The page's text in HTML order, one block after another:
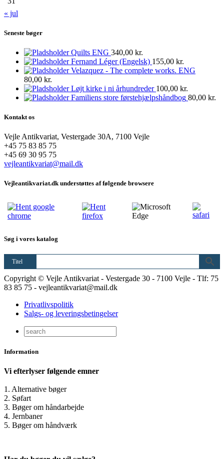
« jul
Seneste bøger
Quilts ENG 340,00 kr.
Fernand Léger (Engelsk) 155,00 kr.
Velazquez - The complete works. ENG
80,00 kr.
Løjt kirke i ni århundreder 100,00 kr.
Familiens store førstehjælpshåndbog 80,00 kr.
Kontakt os
Vejle Antikvariat, Vestergade 30A, 7100 Vejle
+45 75 83 85 75
+45 69 30 95 75
vejleantikvariat@mail.dk
Vejleantikvariat.dk understøttes af følgende browsere
Søg i vores katalog
Titel
Copyright © Vejle Antikvariat - Vestergade 30 - 7100 Vejle - Tlf: 75
83 85 75 - vejleantikvariat@mail.dk
Privatlivspolitik
Salgs- og leveringsbetingelser
Information
Vi efterlyser følgende emner
1. Alternative bøger
2. Søfart
3. Bøger om håndarbejde
4. Jernbaner
5. Bøger om håndværk